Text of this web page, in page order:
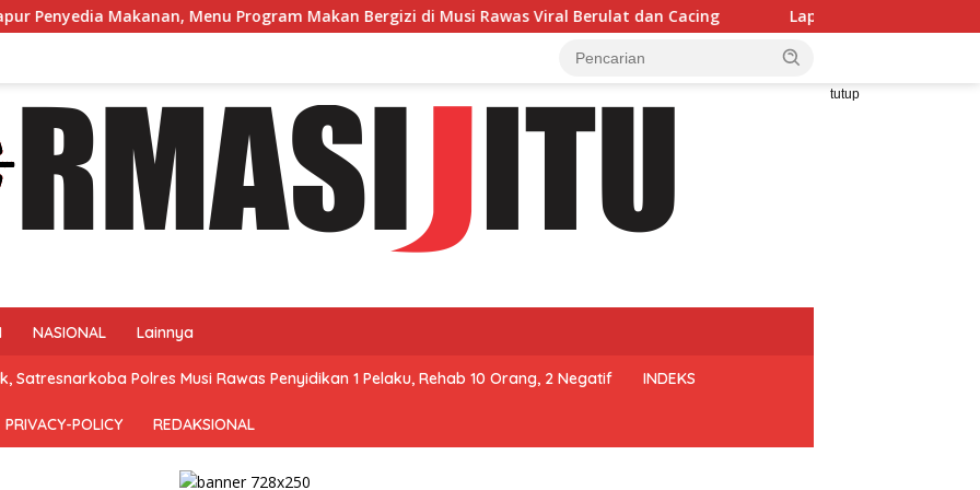
Menu Program Makan Bergizi di Musi Rawas Viral Berulat dan Cacing Lapas Narkotika Muara Beliti dan
tutup
NASIONAL Lainnya
Satresnarkoba Polres Musi Rawas Penyidikan 1 Pelaku, Rehab 10 Orang, 2 Negatif INDEKS
PRIVACY-POLICY REDAKSIONAL